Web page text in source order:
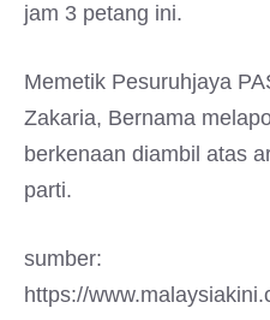
jam 3 petang ini.
Memetik Pesuruhjaya
Zakaria, Bernama
berkenaan diambil atas
parti.
sumber:
https://